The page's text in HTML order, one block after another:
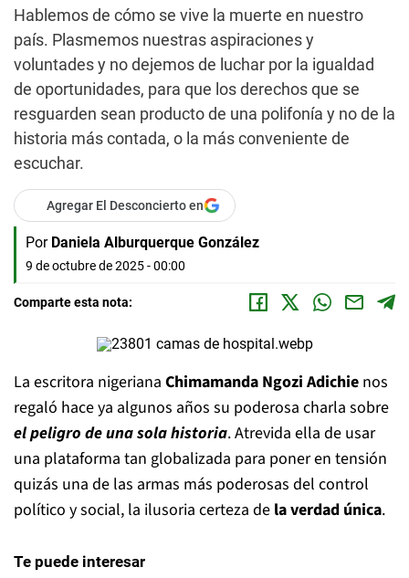
Hablemos de cómo se vive la muerte en nuestro
país. Plasmemos nuestras aspiraciones y
voluntades y no dejemos de luchar por la igualdad
de oportunidades, para que los derechos que se
resguarden sean producto de una polifonía y no de la
historia más contada, o la más conveniente de
escuchar.
Agregar El Desconcierto en
Por Daniela Alburquerque González
9 de octubre de 2025 - 00:00
Comparte esta nota:
La escritora nigeriana Chimamanda Ngozi Adichie nos
regaló hace ya algunos años su poderosa charla sobre
el peligro de una sola historia. Atrevida ella de usar
una plataforma tan globalizada para poner en tensión
quizás una de las armas más poderosas del control
político y social, la ilusoria certeza de la verdad única.
Te puede interesar